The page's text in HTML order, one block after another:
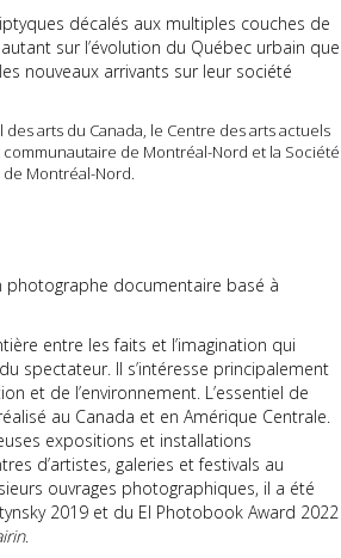
décalés aux multiples couches de
sur l’évolution du Québec urbain que
nouveaux arrivants sur leur société
des arts du Canada, le Centre des arts actuels
de Montréal-Nord et la Société
de Montréal-Nord.
photographe documentaire basé à
entre les faits et l’imagination qui
spectateur. Il s’intéresse principalement
et de l’environnement. L’essentiel de
au Canada et en Amérique Centrale.
expositions et installations
d’artistes, galeries et festivals au
ouvrages photographiques, il a été
2019 et du EI Photobook Award 2022
.